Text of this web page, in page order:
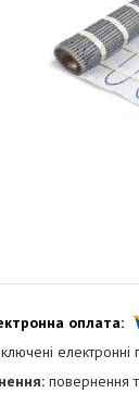
повернення